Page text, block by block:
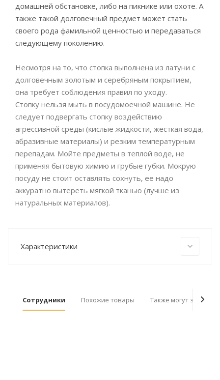
домашней обстановке, либо на пикнике или охоте. А
также такой долговечный предмет может стать
своего рода фамильной ценностью и передаваться
следующему поколению.
Несмотря на то, что стопка выполнена из латуни с
долговечным золотым и серебряным покрытием,
она требует соблюдения правил по уходу.
Стопку нельзя мыть в посудомоечной машине. Не
следует подвергать стопку воздействию
агрессивной среды (кислые жидкости, жесткая вода,
абразивные материалы) и резким температурным
перепадам. Мойте предметы в теплой воде, не
применяя бытовую химию и грубые губки. Мокрую
посуду не стоит оставлять сохнуть, ее надо
аккуратно вытереть мягкой тканью (лучше из
натуральных материалов).
Характеристики
Сотрудники Похожие товары Также могут